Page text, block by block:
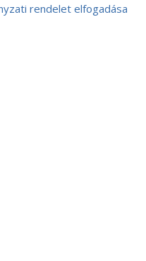
rendelet elfogadása